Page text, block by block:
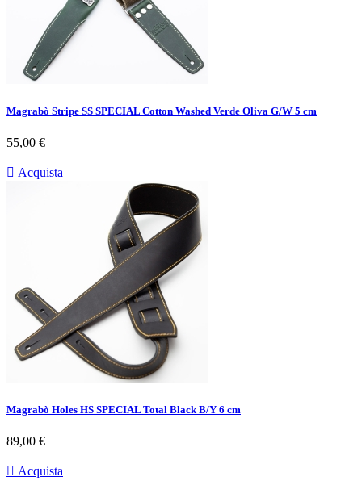
Magrabò Stripe SS SPECIAL Cotton Washed Verde Oliva G/W 5 cm
Prezzo
55,00 €
 Acquista
Magrabò Holes HS SPECIAL Total Black B/Y 6 cm
Prezzo
89,00 €
 Acquista